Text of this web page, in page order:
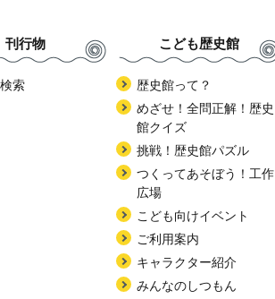
刊行物
索
こども歴史館
歴史館って？
めざせ！全問正解！歴史
館クイズ
挑戦！歴史館パズル
つくってあそぼう！工作
広場
こども向けイベント
ご利用案内
キャラクター紹介
みんなのしつもん